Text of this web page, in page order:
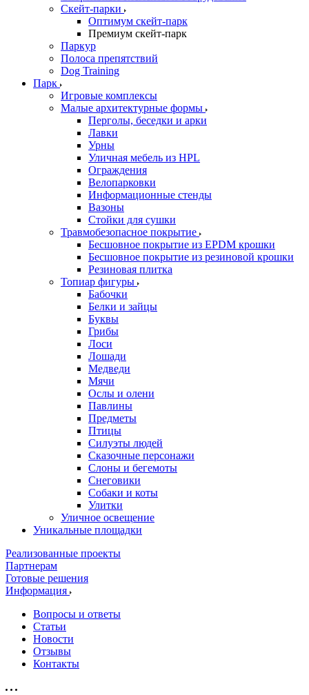
Скейт-парки
Оптимум скейт-парк
Премиум скейт-парк
Паркур
Полоса препятствий
Dog Training
Парк
Игровые комплексы
Малые архитектурные формы
Перголы, беседки и арки
Лавки
Урны
Уличная мебель из HPL
Ограждения
Велопарковки
Информационные стенды
Вазоны
Стойки для сушки
Травмобезопасное покрытие
Бесшовное покрытие из EPDM крошки
Бесшовное покрытие из резиновой крошки
Резиновая плитка
Топиар фигуры
Бабочки
Белки и зайцы
Буквы
Грибы
Лоси
Лошади
Медведи
Мячи
Ослы и олени
Павлины
Предметы
Птицы
Силуэты людей
Сказочные персонажи
Слоны и бегемоты
Снеговики
Собаки и коты
Улитки
Уличное освещение
Уникальные площадки
Реализованные проекты
Партнерам
Готовые решения
Информация
Вопросы и ответы
Статьи
Новости
Отзывы
Контакты